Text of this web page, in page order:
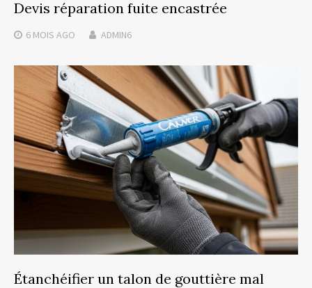
Devis réparation fuite encastrée
6 MOIS AGO ADMIN6
Étanchéifier un talon de gouttière mal